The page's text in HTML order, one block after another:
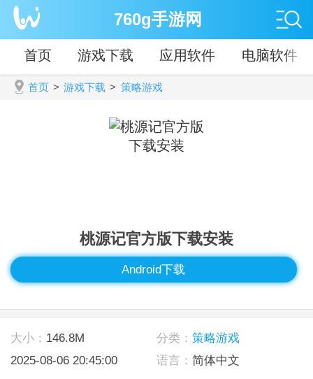
760g手游网
首页 游戏下载 应用软件 电脑软件
首页 > 游戏下载 > 策略游戏
桃源记官方版下载安装
Android下载
大小： 146.8M 分类： 策略游戏
2025-08-06 20:45:00
语言： 简体中文